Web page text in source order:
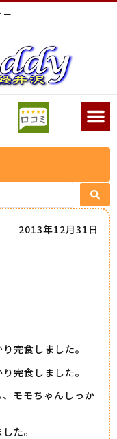
ー
2013年12月31日
完食しました。
完食しました。
モモちゃんしっか
た。